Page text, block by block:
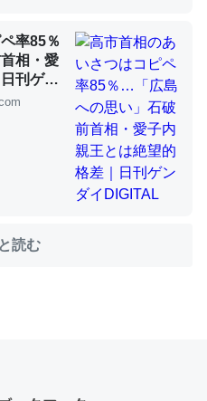
を大量に使う脊椎動物と貝
類だと殻を無くしてナメク
大問題＝「昆虫はなぜ海にいな
年。でたまに覗いてる。ぼ
率85％
相・愛
刊ゲン
読む